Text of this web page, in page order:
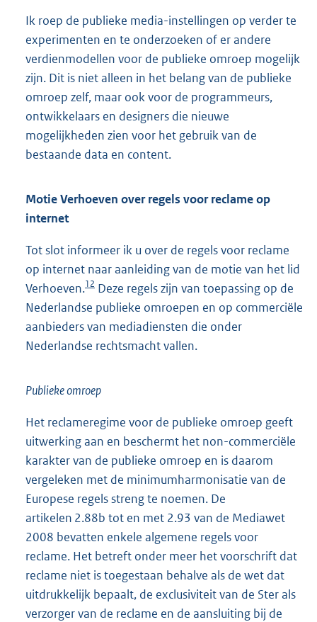
Ik roep de publieke media-instellingen op verder te
experimenten en te onderzoeken of er andere
verdienmodellen voor de publieke omroep mogelijk
zijn. Dit is niet alleen in het belang van de publieke
omroep zelf, maar ook voor de programmeurs,
ontwikkelaars en designers die nieuwe
mogelijkheden zien voor het gebruik van de
bestaande data en content.
Motie Verhoeven over regels voor reclame op
internet
Tot slot informeer ik u over de regels voor reclame
op internet naar aanleiding van de motie van het lid
Verhoeven.12 Deze regels zijn van toepassing op de
Nederlandse publieke omroepen en op commerciële
aanbieders van mediadiensten die onder
Nederlandse rechtsmacht vallen.
Publieke omroep
Het reclameregime voor de publieke omroep geeft
uitwerking aan en beschermt het non-commerciële
karakter van de publieke omroep en is daarom
vergeleken met de minimumharmonisatie van de
Europese regels streng te noemen. De
artikelen 2.88b tot en met 2.93 van de Mediawet
2008 bevatten enkele algemene regels voor
reclame. Het betreft onder meer het voorschrift dat
reclame niet is toegestaan behalve als de wet dat
uitdrukkelijk bepaalt, de exclusiviteit van de Ster als
verzorger van de reclame en de aansluiting bij de